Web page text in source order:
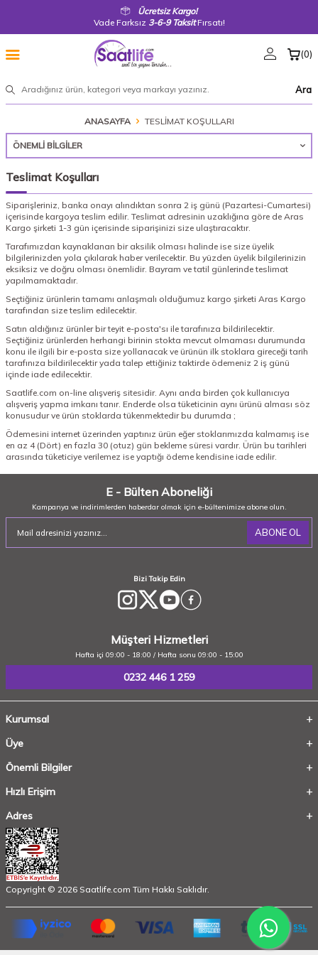
Ücretsiz Kargo!
Vade Farksız 3-6-9 TaksitFırsatı!
Ara
(0)
ANASAYFA TESLIMAT KOŞULLARI
ÖNEMLI BILGILER
Teslimat Koşulları
Siparişleriniz, banka onayı alındıktan sonra 2 iş günü (Pazartesi-Cumartesi)
içerisinde kargoya teslim edilir. Teslimat adresinin uzaklığına göre de Aras
Kargo şirketi 1-3 gün içerisinde siparişinizi size ulaştıracaktır.
Tarafımızdan kaynaklanan bir aksilik olması halinde ise size üyelik
bilgilerinizden yola çıkılarak haber verilecektir. Bu yüzden üyelik bilgilerinizin
eksiksiz ve doğru olması önemlidir. Bayram ve tatil günlerinde teslimat
yapılmamaktadır.
Seçtiğiniz ürünlerin tamamı anlaşmalı olduğumuz kargo şirketi Aras Kargo
tarafından size teslim edilecektir.
Satın aldığınız ürünler bir teyit e-posta'sı ile tarafınıza bildirilecektir.
Seçtiğiniz ürünlerden herhangi birinin stokta mevcut olmaması durumunda
konu ile ilgili bir e-posta size yollanacak ve ürünün ilk stoklara gireceği tarih
tarafınıza bildirilecektir yada talep ettiğiniz taktirde ödemeniz 2 iş günü
içinde iade edilecektir.
Saatlife.com on-line alışveriş sitesidir. Aynı anda birden çok kullanıcıya
alışveriş yapma imkanı tanır. Enderde olsa tüketicinin aynı ürünü alması söz
konusudur ve ürün stoklarda tükenmektedir bu durumda ;
Ödemesini internet üzerinden yaptınız ürün eğer stoklarımızda kalmamış ise
en az 4 (Dört) en fazla 30 (otuz) gün bekleme süresi vardır. Ürün bu tarihleri
arasında tüketiciye verilemez ise yaptığı ödeme kendisine iade edilir.
E - Bülten Aboneliği
Kampanya ve indirimlerden haberdar olmak için e-bültenimize abone olun.
ABONE OL
Bizi Takip Edin
Müşteri Hizmetleri
Hafta içi 09:00 - 18:00 / Hafta sonu 09:00 - 15:00
0232 446 1 259
Kurumsal
Üye
Önemli Bilgiler
Hızlı Erişim
Adres
Copyright © 2026 Saatlife.com Tüm Hakkı Saklıdır.